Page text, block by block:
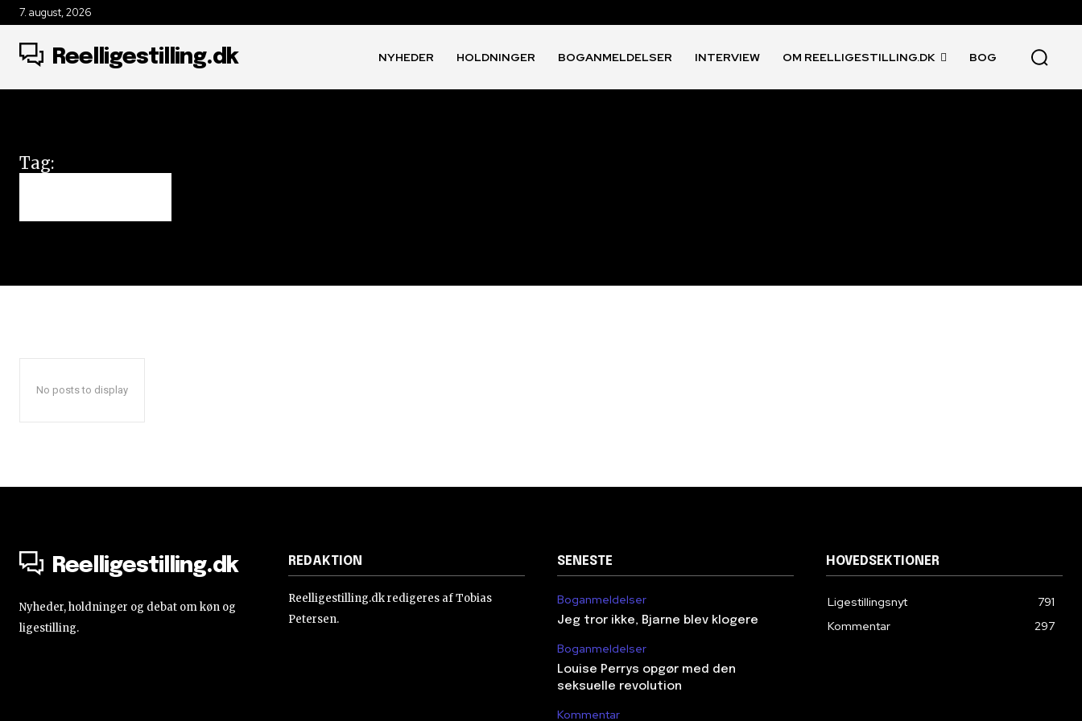
7. august, 2026
Reelligestilling.dk NYHEDER HOLDNINGER BOGANMELDELSER INTERVIEW OM REELLIGESTILLING.DK BOG
Tag:
No posts to display
Reelligestilling.dk
Nyheder, holdninger og debat om køn og
ligestilling.
REDAKTION
Reelligestilling.dk redigeres af Tobias
Petersen.
SENESTE
Boganmeldelser
Jeg tror ikke, Bjarne blev klogere
Boganmeldelser
Louise Perrys opgør med den
seksuelle revolution
Kommentar
HOVEDSEKTIONER
Ligestillingsnyt
791
Kommentar
297